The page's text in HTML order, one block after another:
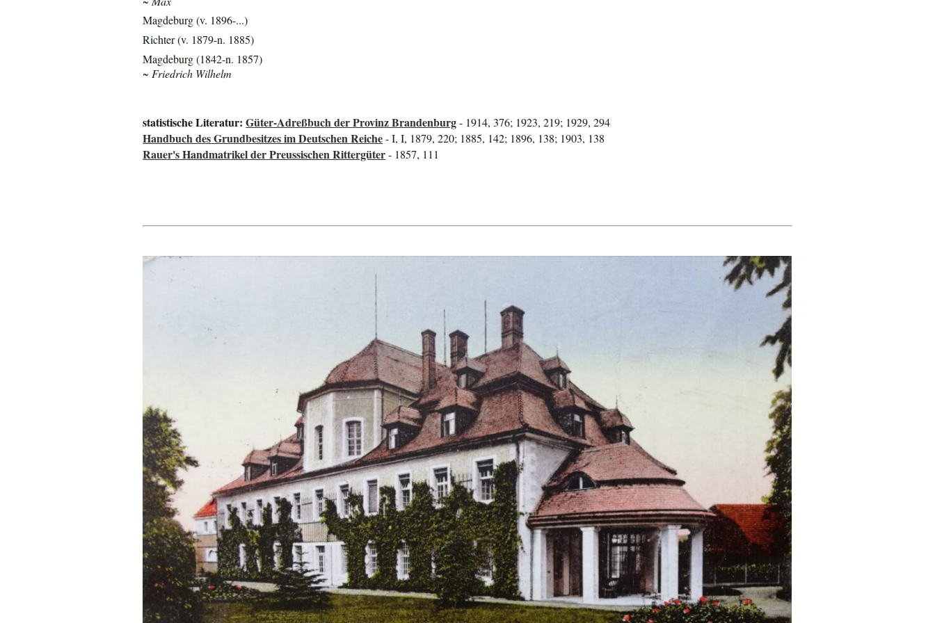
Magdeburg (v. 1896-...)
Richter (v. 1879-n. 1885)
Magdeburg (1842-n. 1857)
~ Friedrich Wilhelm
statistische Literatur:Güter-Adreßbuch der Provinz Brandenburg- 1914, 376; 1923, 219; 1929, 294
Handbuch des Grundbesitzes im Deutschen Reiche- I, I, 1879, 220; 1885, 142; 1896, 138; 1903, 138
Rauer's Handmatrikel der Preussischen Rittergüter- 1857, 111